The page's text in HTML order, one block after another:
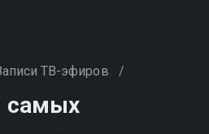
ТВ-эфиров /
самых